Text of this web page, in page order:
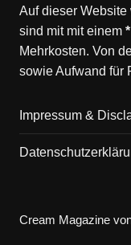
Auf dieser
sind mit mit einem *
Mehrkosten. Von
sowie Aufwand für
Impressum &
Cream Magazine